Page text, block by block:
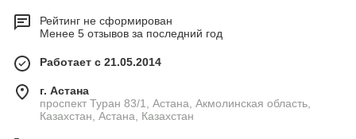
Рейтинг не сформирован
Менее 5 отзывов за последний год
Работает с 21.05.2014
г. Астана
проспект Туран 83/1, Астана, Акмолинская область,
Казахстан, Астана, Казахстан